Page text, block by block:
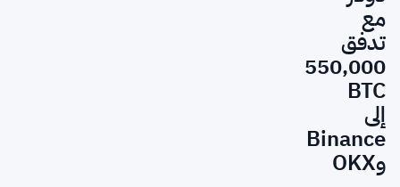
مع
تدفق
550,000
BTC
إلى
Binance
وOKX